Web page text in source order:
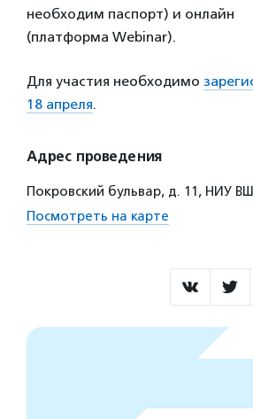
необходим паспорт) и онлайн
(платформа Webinar).
Для участия необходимо
18 апреля.
Адрес проведения
Покровский бульвар, д. 11, НИУ
Посмотреть на карте